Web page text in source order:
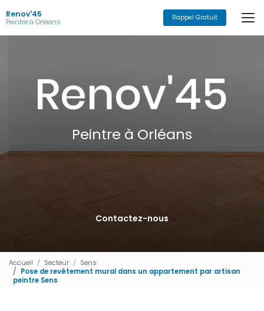
au
contenu
principal
Renov'45
Peintre à Orléans Rappel Gratuit
Peintre à Orléans
Contactez-nous
Accueil Secteur
Sens
Pose de revêtement mural dans un appartement par artisan
peintre Sens